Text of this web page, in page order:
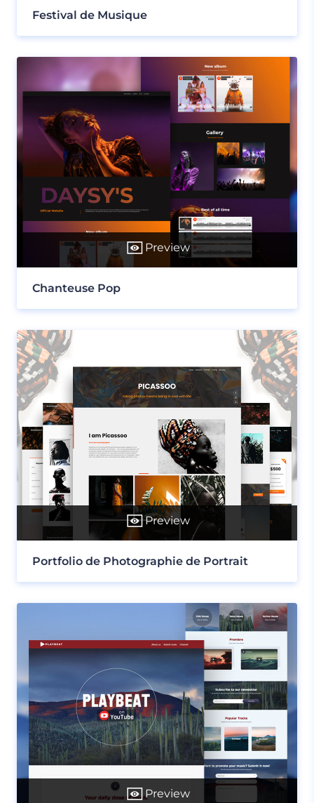
Festival de Musique
Preview
Chanteuse Pop
Preview
Portfolio de Photographie de Portrait
Preview